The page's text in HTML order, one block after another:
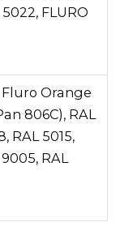
FLURO
Orange
806C), RAL
RAL 5015,
9005, RAL